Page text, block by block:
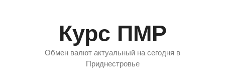
Курс ПМР
Обмен валют актуальный на сегодня в
Приднестровье